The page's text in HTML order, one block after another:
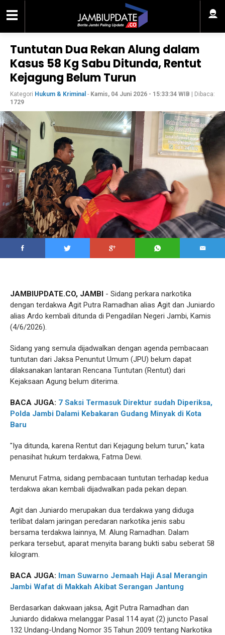
Tuntutan Dua Rekan Alung dalam
Kasus 58 Kg Sabu Ditunda, Rentut
Kejagung Belum Turun
Kategori Hukum & Kriminal - Kamis, 04 Juni 2026 - 15:33:34 WIB | Dibaca:
1729
JAMBIUPDATE.CO, JAMBI - Sidang perkara narkotika
dengan terdakwa Agit Putra Ramadhan alias Agit dan Juniardo
alias Ardo kembali ditunda di Pengadilan Negeri Jambi, Kamis
(4/6/2026).
Sidang yang semula dijadwalkan dengan agenda pembacaan
tuntutan dari Jaksa Penuntut Umum (JPU) belum dapat
dilaksanakan lantaran Rencana Tuntutan (Rentut) dari
Kejaksaan Agung belum diterima.
BACA JUGA: 7 Saksi Termasuk Direktur sudah Diperiksa,
Polda Jambi Dalami Kebakaran Gudang Minyak di Kota
Baru
"Iya ditunda, karena Rentut dari Kejagung belum turun," kata
penasihat hukum terdakwa, Fatma Dewi.
Menurut Fatma, sidang pembacaan tuntutan terhadap kedua
terdakwa akan kembali dijadwalkan pada pekan depan.
Agit dan Juniardo merupakan dua terdakwa yang diduga
terlibat dalam jaringan peredaran narkotika jenis sabu
bersama terdakwa lainnya, M. Alung Ramadhan. Dalam
perkara tersebut, aparat menyita barang bukti sabu seberat 58
kilogram.
BACA JUGA: Iman Suwarno Jemaah Haji Asal Merangin
Jambi Wafat di Makkah Akibat Serangan Jantung
Berdasarkan dakwaan jaksa, Agit Putra Ramadhan dan
Juniardo didakwa melanggar Pasal 114 ayat (2) juncto Pasal
132 Undang-Undang Nomor 35 Tahun 2009 tentang Narkotika